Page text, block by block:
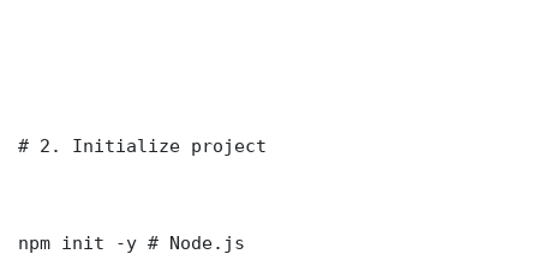
# 2. Initialize project
npm init -y # Node.js